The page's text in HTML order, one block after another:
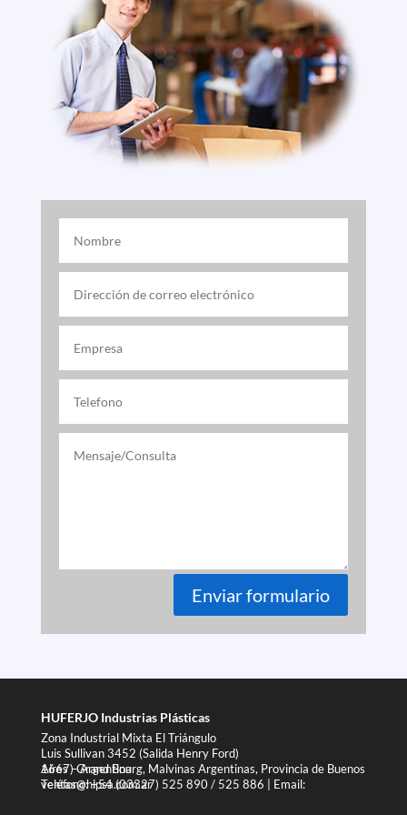
Enviar formulario
HUFERJO Industrias Plásticas
Zona Industrial Mixta El Triángulo
Luis Sullivan 3452 (Salida Henry Ford)
1667) Grand Bourg, Malvinas Argentinas, Provincia de Buenos Aires – Argentina
Teléfono: +54 (03327) 525 890 / 525 886 | Email: ventas@hipsa.com.ar